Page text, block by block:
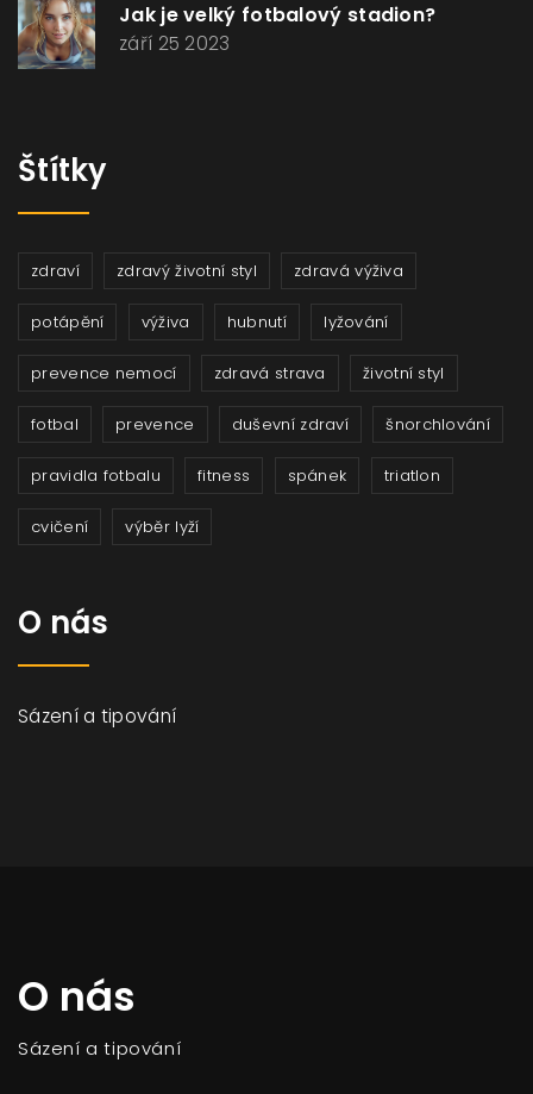
Jak je velký fotbalový stadion?
září 25 2023
Štítky
zdraví zdravý životní styl zdravá výživa
potápění výživa hubnutí lyžování
prevence nemocí zdravá strava životní styl
fotbal prevence duševní zdraví šnorchlování
pravidla fotbalu fitness spánek triatlon
cvičení výběr lyží
O nás
Sázení a tipování
O nás
Sázení a tipování